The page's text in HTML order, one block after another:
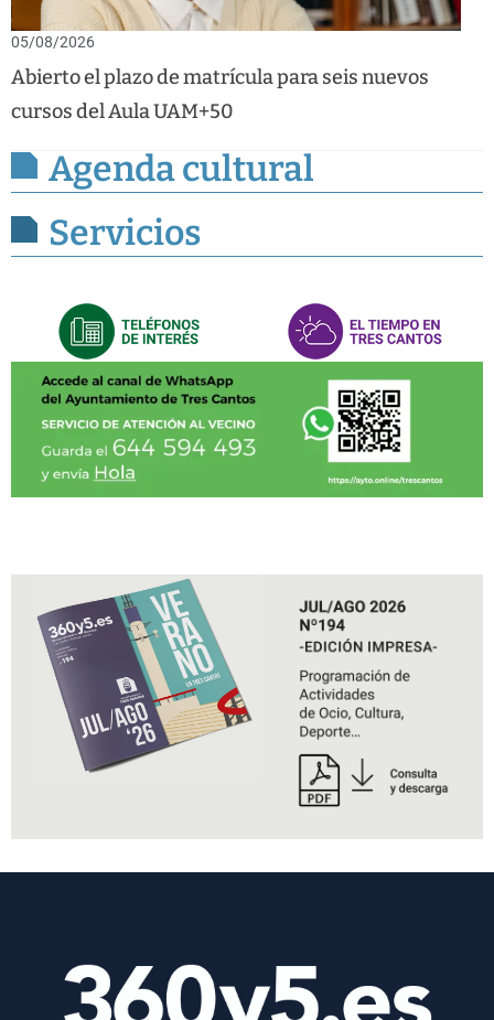
05/08/2026
Abierto el plazo de matrícula para seis nuevos
cursos del Aula UAM+50
Agenda cultural
Servicios